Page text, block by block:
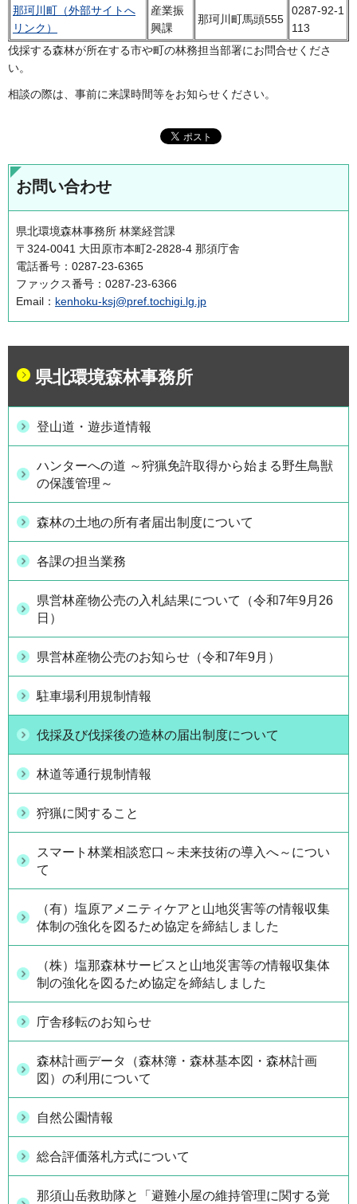
那珂川町（外部サイトへ
リンク）
産業振
興課
那珂川町馬頭555
0287-92-1
113
伐採する森林が所在する市や町の林務担当部署にお問合せくださ
い。
相談の際は、事前に来課時間等をお知らせください。
お問い合わせ
県北環境森林事務所 林業経営課
〒324-0041 大田原市本町2-2828-4 那須庁舎
電話番号：0287-23-6365
ファックス番号：0287-23-6366
Email： kenhoku-ksj@pref.tochigi.lg.jp
県北環境森林事務所
登山道・遊歩道情報
ハンターへの道 ～狩猟免許取得から始まる野生鳥獣
の保護管理～
森林の土地の所有者届出制度について
各課の担当業務
県営林産物公売の入札結果について（令和7年9月26
日）
県営林産物公売のお知らせ（令和7年9月）
駐車場利用規制情報
伐採及び伐採後の造林の届出制度について
林道等通行規制情報
狩猟に関すること
スマート林業相談窓口～未来技術の導入へ～につい
て
（有）塩原アメニティケアと山地災害等の情報収集
体制の強化を図るため協定を締結しました
（株）塩那森林サービスと山地災害等の情報収集体
制の強化を図るため協定を締結しました
庁舎移転のお知らせ
森林計画データ（森林簿・森林基本図・森林計画
図）の利用について
自然公園情報
総合評価落札方式について
那須山岳救助隊と「避難小屋の維持管理に関する覚